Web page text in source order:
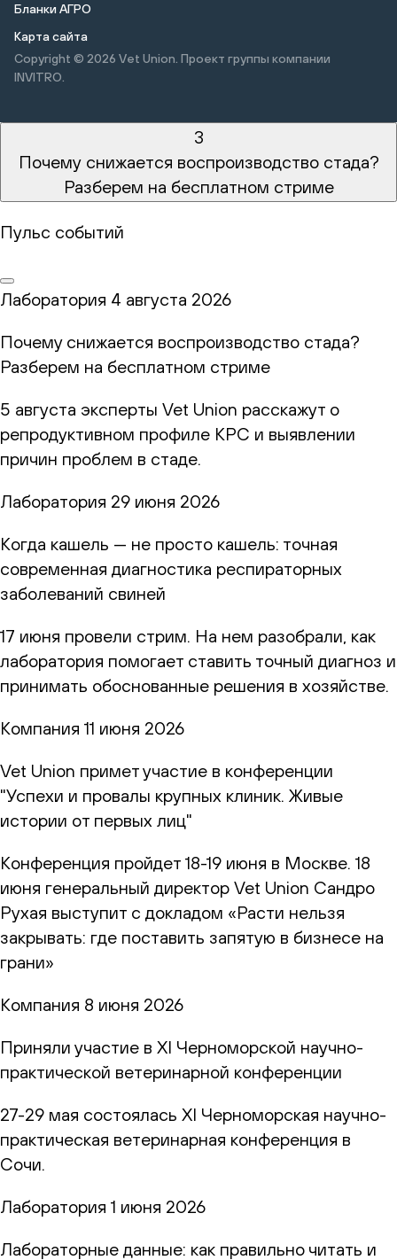
Бланки АГРО
Карта сайта
Copyright © 2026 Vet Union. Проект группы компании
INVITRO.
3
Почему снижается воспроизводство стада?
Разберем на бесплатном стриме
Пульс событий
Лаборатория 4 августа 2026
Почему снижается воспроизводство стада?
Разберем на бесплатном стриме
5 августа эксперты Vet Union расскажут о
репродуктивном профиле КРС и выявлении
причин проблем в стаде.
Лаборатория 29 июня 2026
Когда кашель — не просто кашель: точная
современная диагностика респираторных
заболеваний свиней
17 июня провели стрим. На нем разобрали, как
лаборатория помогает ставить точный диагноз и
принимать обоснованные решения в хозяйстве.
Компания 11 июня 2026
Vet Union примет участие в конференции
"Успехи и провалы крупных клиник. Живые
истории от первых лиц"
Конференция пройдет 18-19 июня в Москве. 18
июня генеральный директор Vet Union Сандро
Рухая выступит с докладом «Расти нельзя
закрывать: где поставить запятую в бизнесе на
грани»
Компания 8 июня 2026
Приняли участие в XI Черноморской научно-
практической ветеринарной конференции
27-29 мая состоялась XI Черноморская научно-
практическая ветеринарная конференция в
Сочи.
Лаборатория 1 июня 2026
Лабораторные данные: как правильно читать и